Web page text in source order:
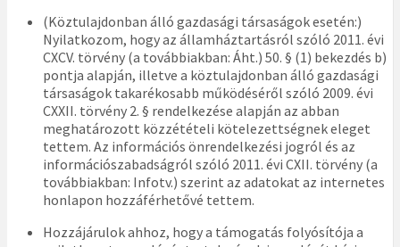
(Köztulajdonban álló gazdasági társaságok esetén:)
Nyilatkozom, hogy az államháztartásról szóló 2011. évi
CXCV. törvény (a továbbiakban: Áht.) 50. § (1) bekezdés b)
pontja alapján, illetve a köztulajdonban álló gazdasági
társaságok takarékosabb működéséről szóló 2009. évi
CXXII. törvény 2. § rendelkezése alapján az abban
meghatározott közzétételi kötelezettségnek eleget
tettem. Az információs önrendelkezési jogról és az
információszabadságról szóló 2011. évi CXII. törvény (a
továbbiakban: Infotv.) szerint az adatokat az internetes
honlapon hozzáférhetővé tettem.
Hozzájárulok ahhoz, hogy a támogatás folyósítója a